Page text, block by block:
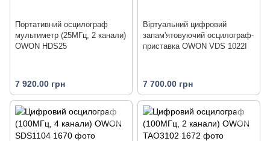
Портативний осцилограф
мультиметр (25МГц, 2 канали)
OWON HDS25
7 920.00 грн
Віртуальний цифровий
запам'ятовуючий осцилограф-
приставка OWON VDS 1022I
7 700.00 грн